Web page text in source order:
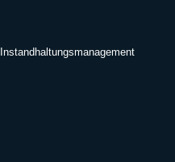
Instandhaltungsmanagement